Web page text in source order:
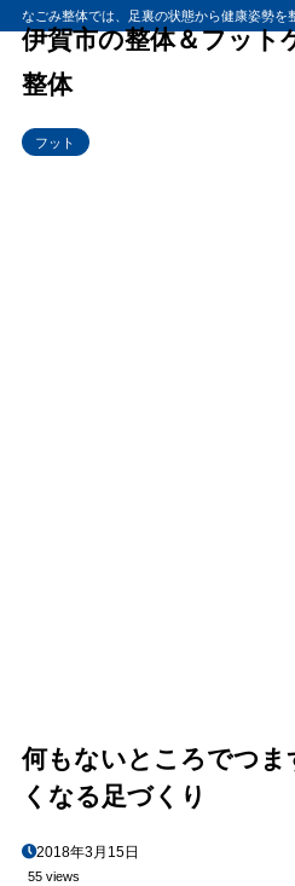
なごみ整体では、足裏の状態から健康姿勢を
伊賀市の整体＆フット
整体
フット
何もないところでつま
くなる足づくり
2018年3月15日
55 views